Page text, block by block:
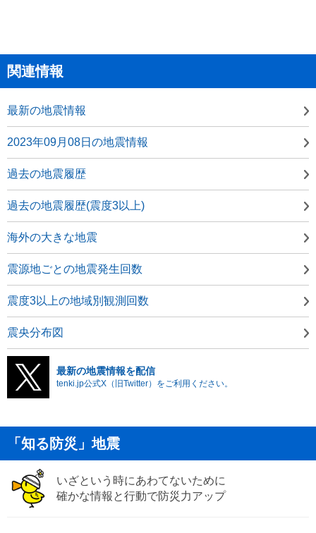
関連情報
最新の地震情報
2023年09月08日の地震情報
過去の地震履歴
過去の地震履歴(震度3以上)
海外の大きな地震
震源地ごとの地震発生回数
震度3以上の地域別観測回数
震央分布図
最新の地震情報を配信
tenki.jp公式X（旧Twitter）をご利用ください。
「知る防災」地震
いざという時にあわてないために
確かな情報と行動で防災力アップ